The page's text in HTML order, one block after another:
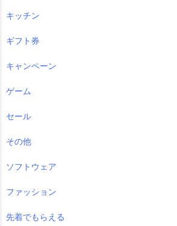
キッチン
ギフト券
キャンペーン
ゲーム
セール
その他
ソフトウェア
ファッション
先着でもらえる